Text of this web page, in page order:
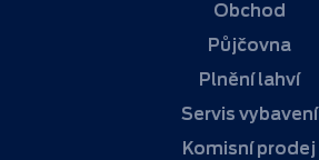
Obchod
Půjčovna
Plnění lahví
Servis vybavení
Komisní prodej